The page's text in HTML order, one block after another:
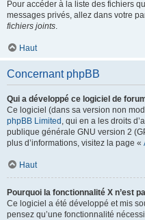
Pour accéder à la liste des fichiers
messages privés, allez dans votre
fichiers joints.
Haut
Concernant phpBB
Qui a développé ce logiciel de
Ce logiciel (dans sa version non
phpBB Limited , qui en a les droits
publique générale GNU version 2
plus d’informations, visitez la page «
Haut
Pourquoi la fonctionnalité X n’est
Ce logiciel a été développé et mis
pensez qu’une fonctionnalité